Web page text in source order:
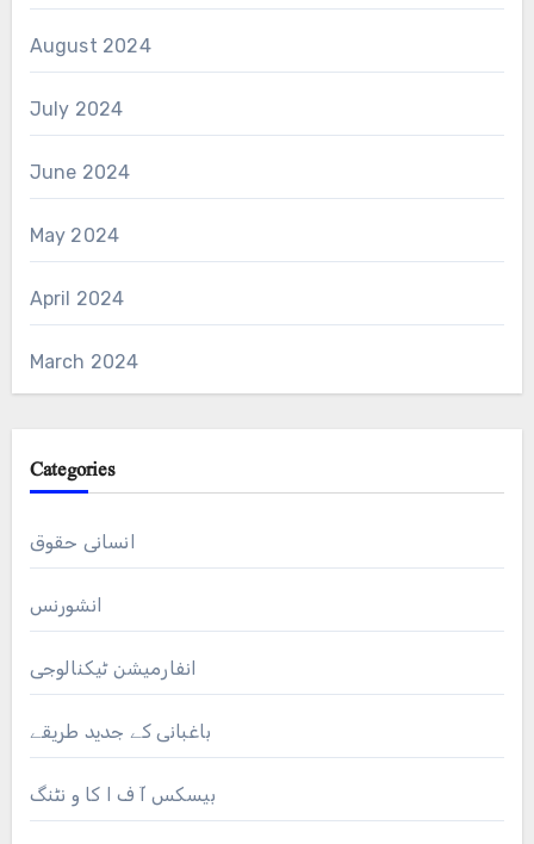
August 2024
July 2024
June 2024
May 2024
April 2024
March 2024
Categories
انسانی حقوق
انشورنس
انفارمیشن ٹیکنالوجی
باغبانی کے جدید طریقے
بیسکس آ ف ا کا و نٹنگ